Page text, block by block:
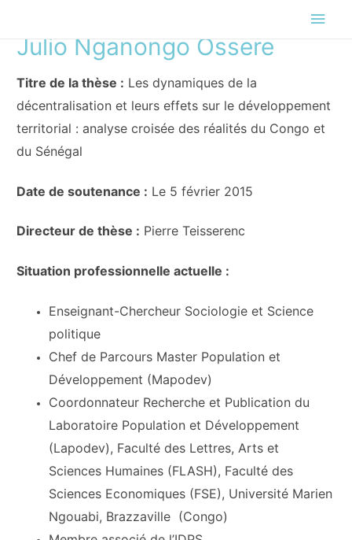
Julio Nganongo Ossere
Titre de la thèse : Les dynamiques de la
décentralisation et leurs effets sur le développement
territorial : analyse croisée des réalités du Congo et
du Sénégal
Date de soutenance : Le 5 février 2015
Directeur de thèse : Pierre Teisserenc
Situation professionnelle actuelle :
Enseignant-Chercheur Sociologie et Science
politique
Chef de Parcours Master Population et
Développement (Mapodev)
Coordonnateur Recherche et Publication du
Laboratoire Population et Développement
(Lapodev), Faculté des Lettres, Arts et
Sciences Humaines (FLASH), Faculté des
Sciences Economiques (FSE), Université Marien
Ngouabi, Brazzaville (Congo)